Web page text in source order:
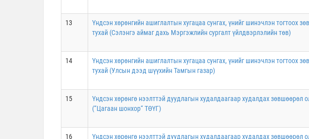
13
Үндсэн хөрөнгийн ашиглалтын хугацаа сунгах, үнийг шинэчлэн тогтоох
тухай (Сэлэнгэ аймаг дахь Мэргэжлийн сургалт үйлдвэрлэлийн төв)
14
Үндсэн хөрөнгийн ашиглалтын хугацаа сунгах, үнийг шинэчлэн тогтоох
тухай (Улсын дээд шүүхийн Тамгын газар)
15
Үндсэн хөрөнгө нээлттэй дуудлагын худалдаагаар худалдах зөвшөөрөл
(“Цагаан шонхор“ ТӨҮГ)
16 Үндсэн хөрөнгө нээлттэй дуудлагын худалдаагаар худалдах зөвшөөрөл